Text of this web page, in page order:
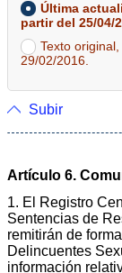
Última
partir del 25/04/
Texto
29/02/2016.
Subir
Artículo 6.
1. El Registro
Sentencias de
remitirán de
Delincuentes
información